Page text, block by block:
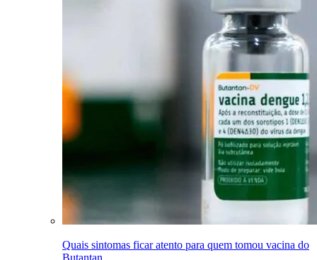
Quais sintomas ficar atento para quem tomou vacina do
Butantan